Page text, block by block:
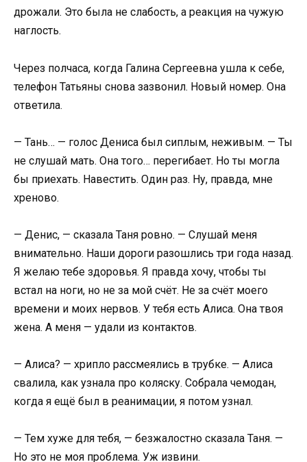
дрожали. Это была не слабость, а реакция на чужую
наглость.
Через полчаса, когда Галина Сергеевна ушла к себе,
телефон Татьяны снова зазвонил. Новый номер. Она
ответила.
— Тань… — голос Дениса был сиплым, неживым. — Ты
не слушай мать. Она того… перегибает. Но ты могла
бы приехать. Навестить. Один раз. Ну, правда, мне
хреново.
— Денис, — сказала Таня ровно. — Слушай меня
внимательно. Наши дороги разошлись три года назад.
Я желаю тебе здоровья. Я правда хочу, чтобы ты
встал на ноги, но не за мой счёт. Не за счёт моего
времени и моих нервов. У тебя есть Алиса. Она твоя
жена. А меня — удали из контактов.
— Алиса? — хрипло рассмеялись в трубке. — Алиса
свалила, как узнала про коляску. Собрала чемодан,
когда я ещё был в реанимации, я потом узнал.
— Тем хуже для тебя, — безжалостно сказала Таня. —
Но это не моя проблема. Уж извини.